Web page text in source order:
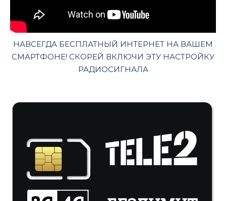
НАВСЕГДА БЕСПЛАТНЫЙ ИНТЕРНЕТ НА ВАШЕМ
СМАРТФОНЕ! СКОРЕЙ ВКЛЮЧИ ЭТУ НАСТРОЙКУ
РАДИОСИГНАЛА